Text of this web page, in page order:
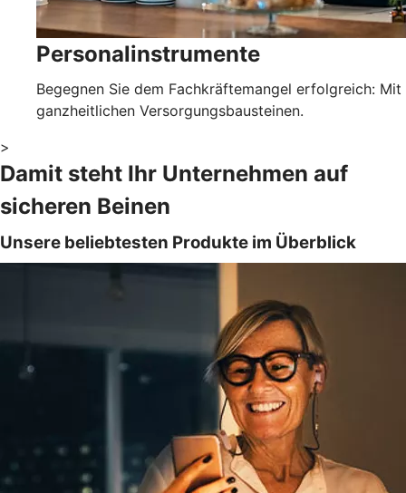
Personalinstrumente
Begegnen Sie dem Fachkräftemangel erfolgreich: Mit
ganzheitlichen Versorgungsbausteinen.
>
Damit steht Ihr Unternehmen auf
sicheren Beinen
Unsere beliebtesten Produkte im Überblick